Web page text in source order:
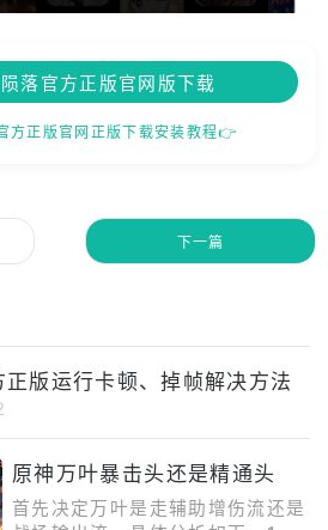
落官方正版官网版下载
方正版官网正版下载安装教程👉
下一篇
版运行卡顿、掉帧解决方法
原神万叶暴击头还是精通头
首先决定万叶是走辅助增伤流还是